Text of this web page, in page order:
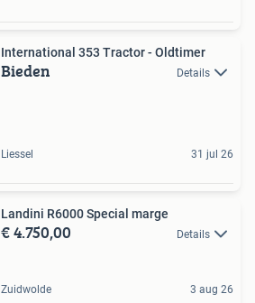
International 353 Tractor - Oldtimer
Bieden Details
Liessel 31 jul 26
Landini R6000 Special marge
€ 4.750,00 Details
Zuidwolde 3 aug 26